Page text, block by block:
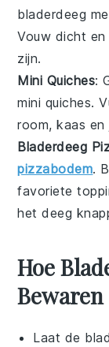
bladerdeeg
Vouw dicht
zijn.
Mini Quiches:
mini quiches.
room,kaas en
Bladerdeeg
pizzabodem.
favoriete
het deeg
Hoe
Laat de